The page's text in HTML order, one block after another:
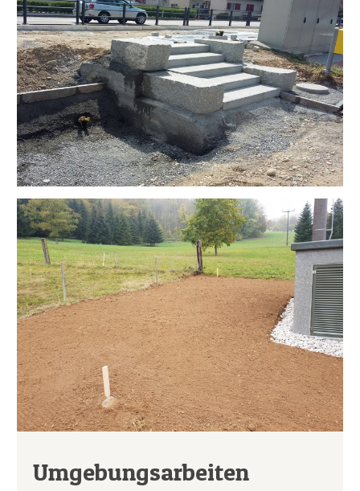
Umgebungsarbeiten